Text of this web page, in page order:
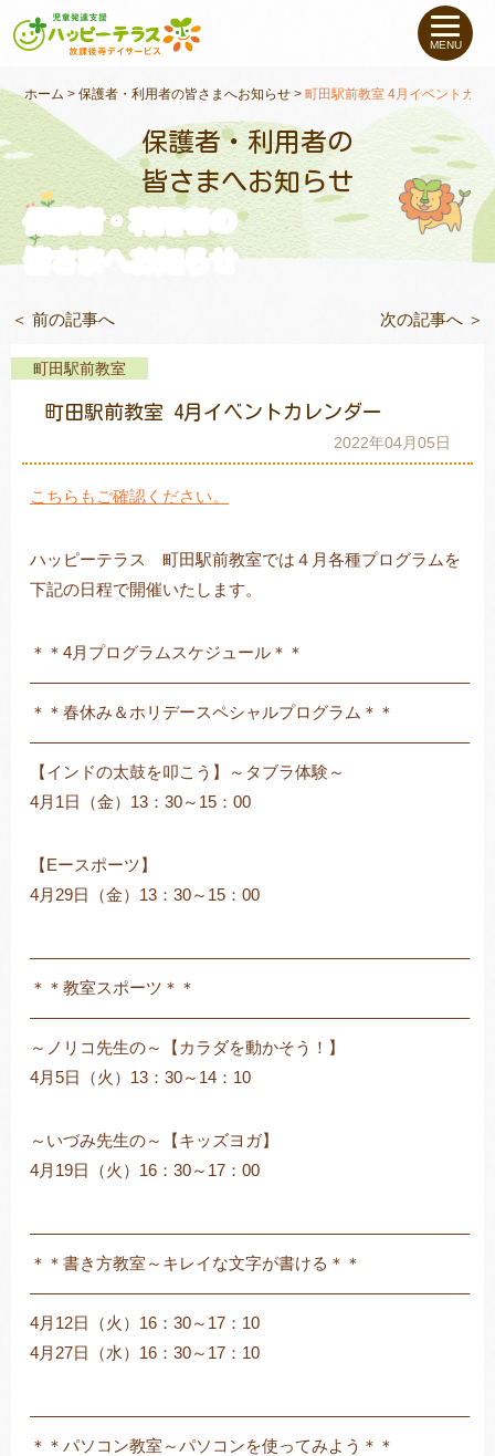
私たちについて
未就学のお子さま（０〜６才）
小学生〜高校生の お子さま
支援事例
教室一覧
トレキング
MENU
ホーム >保護者・利用者の皆さまへお知らせ >町田駅前教室 4月イベントカレ
保護者・利用者の
皆さまへお知らせ
保護者・利用者の
皆さまへお知らせ
＜ 前の記事へ 次の記事へ ＞
町田駅前教室
町田駅前教室 4月イベントカレンダー
2022年04月05日
こちらもご確認ください。
ハッピーテラス 町田駅前教室では４月各種プログラムを
下記の日程で開催いたします。
＊＊4月プログラムスケジュール＊＊
——————————————————————————–
＊＊春休み＆ホリデースペシャルプログラム＊＊
——————————————————————————–
【インドの太鼓を叩こう】～タブラ体験～
4月1日（金）13：30～15：00
【Eースポーツ】
4月29日（金）13：30～15：00
——————————————————————————–
＊＊教室スポーツ＊＊
——————————————————————————–
～ノリコ先生の～【カラダを動かそう！】
4月5日（火）13：30～14：10
～いづみ先生の～【キッズヨガ】
4月19日（火）16：30～17：00
——————————————————————————–
＊＊書き方教室～キレイな文字が書ける＊＊
——————————————————————————–
4月12日（火）16：30～17：10
4月27日（水）16：30～17：10
——————————————————————————–
＊＊パソコン教室～パソコンを使ってみよう＊＊